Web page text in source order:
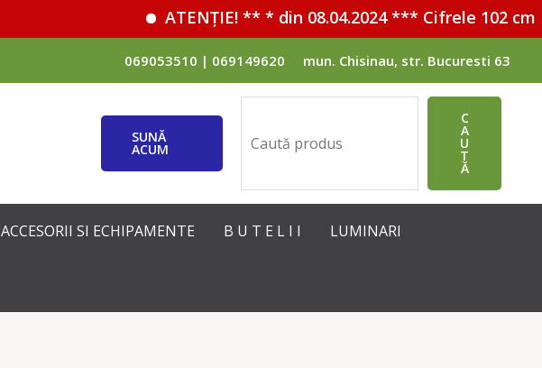
ATENȚIE! ** * din 08.04.2024 *** Cifrele 102 cm
069053510 | 069149620 mun. Chisinau, str. Bucuresti 63
SUNĂ
ACUM
C
A
U
T
Ă
ACCESORII SI ECHIPAMENTE B U T E L I I LUMINARI